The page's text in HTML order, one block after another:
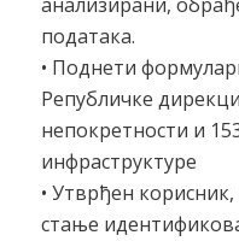
података.
• Поднети
Републичке
непокретности и
инфраструктуре
• Утврђен
стање